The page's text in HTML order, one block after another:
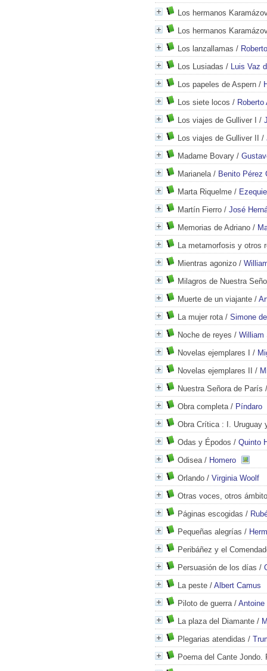
Los hermanos
Los hermanos
Los lanzallamas /
Los Lusiadas / Luis Vaz
Los papeles de Aspern /
Los siete locos / Roberto
Los viajes de Gulliver I
/
Los viajes de Gulliver II
/
Madame Bovary /
Marianela/ Benito Pérez
Marta Riquelme /
Martín Fierro / José
Memorias de Adriano /
La metamorfosis y otros
Mientras agonizo /
Milagros de Nuestra
Muerte de un viajante /
La mujer rota/ Simone
Noche de reyes / William
Novelas ejemplares I
/
Novelas ejemplares II
/
Nuestra Señora de París
Obra completa/ Píndaro
Obra Crítica: I. Uruguay
Odas y Épodos / Quinto
Odisea/ Homero
Orlando / Virginia Woolf
Otras voces, otros
Páginas escogidas /
Pequeñas alegrías /
Peribáñez y el
Persuasión de los días /
La peste / Albert Camus
Piloto de guerra/ Antoine
La plaza del Diamante /
Plegarias atendidas /
Poema del Cante Jondo.